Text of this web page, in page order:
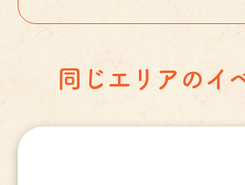
同じエリアのイ